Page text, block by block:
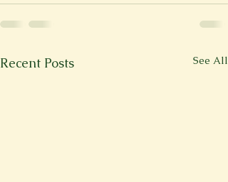
Recent Posts See All